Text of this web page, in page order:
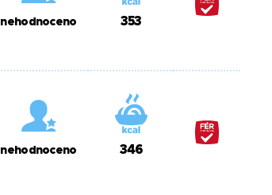
nehodnoceno 353
nehodnoceno 346